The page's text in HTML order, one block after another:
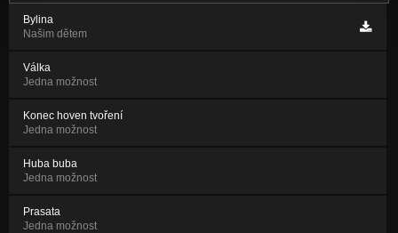
Bylina
Našim dětem
Válka
Jedna možnost
Konec hoven tvoření
Jedna možnost
Huba buba
Jedna možnost
Prasata
Jedna možnost